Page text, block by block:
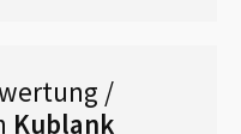
/
Kublank